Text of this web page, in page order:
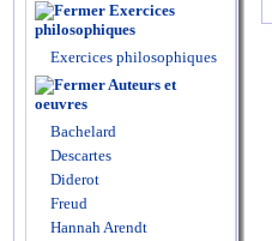
Exercices
philosophiques
Exercices philosophiques
Auteurs et
oeuvres
Bachelard
Descartes
Diderot
Freud
Hannah Arendt